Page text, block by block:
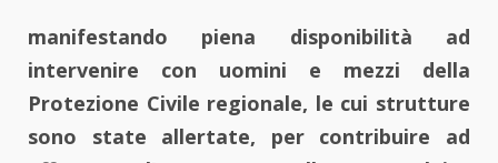
manifestando piena disponibilità ad
intervenire con uomini e mezzi della
Protezione Civile regionale, le cui strutture
sono state allertate, per contribuire ad